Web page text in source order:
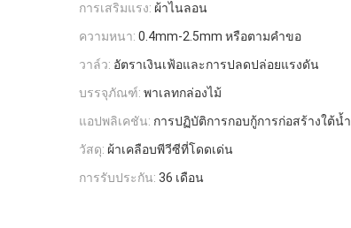
การเสริมแรง: ผ้าไนลอน
ความหนา: 0.4mm-2.5mm หรือตามคำขอ
วาล์ว: อัตราเงินเฟ้อและการปลดปล่อยแรงดัน
บรรจุภัณฑ์: พาเลทกล่องไม้
แอปพลิเคชัน: การปฏิบัติการกอบกู้การก่อสร้างใต้น้ำ
วัสดุ: ผ้าเคลือบพีวีซีที่โดดเด่น
การรับประกัน: 36 เดือน